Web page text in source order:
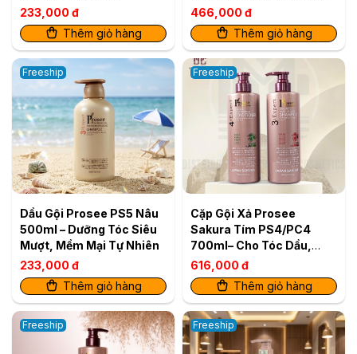
233,000 đ
Thêm giỏ hàng
Bóng Khỏe
466,000 đ
Thêm giỏ hàng
Freeship
Dầu Gội Prosee PS5 Nâu
500ml – Dưỡng Tóc Siêu
Mượt, Mềm Mại Tự Nhiên
233,000 đ
Thêm giỏ hàng
Freeship
Cặp Gội Xả Prosee
Sakura Tím PS4/PC4
700ml– Cho Tóc Dầu,
Giảm Bết Dính & Chống
Rụng
616,000 đ
Thêm giỏ hàng
Freeship Freeship